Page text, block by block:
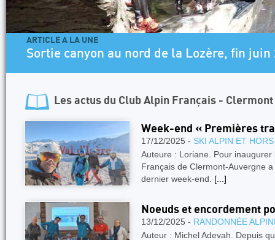
ARTICLE A LA UNE
Sortie canyon au nord de la Lozère, fin juin
Les actus du Club Alpin Français -
Week-end « Premières
17/12/2025 - SKI ALPIN ET
Auteure : Loriane. Pour inaugurer
Français de Clermont-Auvergne
dernier week-end. [...]
Noeuds et encordement
13/12/2025 - RANDONNÉE
Auteur : Michel Adevah. Depuis